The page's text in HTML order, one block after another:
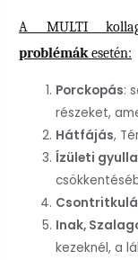
A MULTI
problémákesetén:
Porckopás:
részeket,
Hátfájás,
Ízületi
Inak,
kezeknél, a